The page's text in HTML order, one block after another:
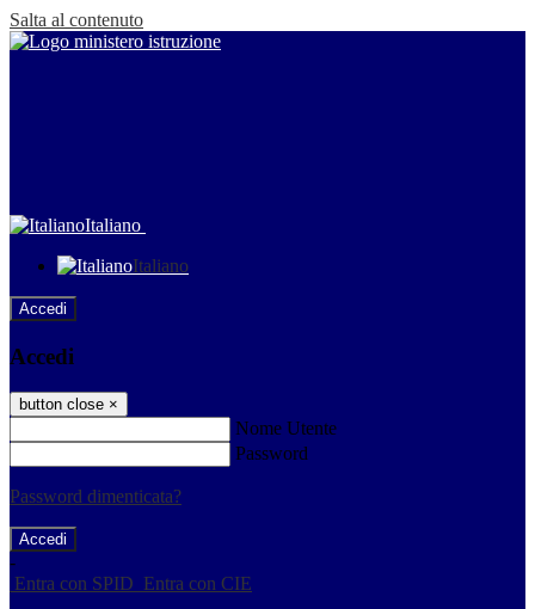
Salta al contenuto
Italiano
Italiano
Accedi
Accedi
button close ×
Nome Utente
Password
Password dimenticata?
-
Entra con SPID Entra con CIE